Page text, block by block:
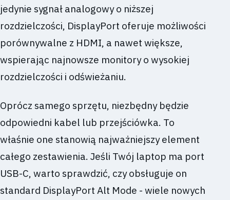
jedynie sygnał analogowy o niższej
rozdzielczości, DisplayPort oferuje możliwości
porównywalne z HDMI, a nawet większe,
wspierając najnowsze monitory o wysokiej
rozdzielczości i odświeżaniu.
Oprócz samego sprzętu, niezbędny będzie
odpowiedni kabel lub przejściówka. To
właśnie one stanowią najważniejszy element
całego zestawienia. Jeśli Twój laptop ma port
USB-C, warto sprawdzić, czy obsługuje on
standard DisplayPort Alt Mode - wiele nowych